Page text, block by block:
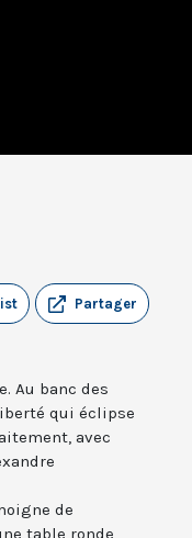
Partager
Au banc des
qui éclipse
avec
de
table ronde